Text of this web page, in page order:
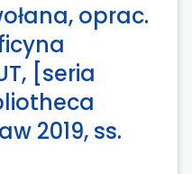
oprac.
[seria
2019, ss.